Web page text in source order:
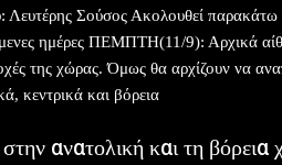
Σούσος Ακολουθεί παρακάτω
ημέρες ΠΕΜΠΤΗ(11/9): Αρχικά
της χώρας. Όμως θα αρχίζουν να
κεντρικά και βόρεια
ανατολική και τη βόρεια